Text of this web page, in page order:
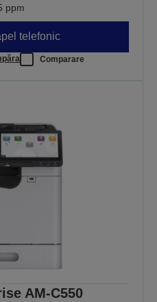
ppm
telefonic
Comparare
AM-C550